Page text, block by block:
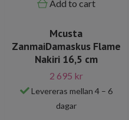
Add to cart
Mcusta
ZanmaiDamaskus Flame
Nakiri 16,5 cm
2 695 kr
Levereras mellan 4 – 6
dagar